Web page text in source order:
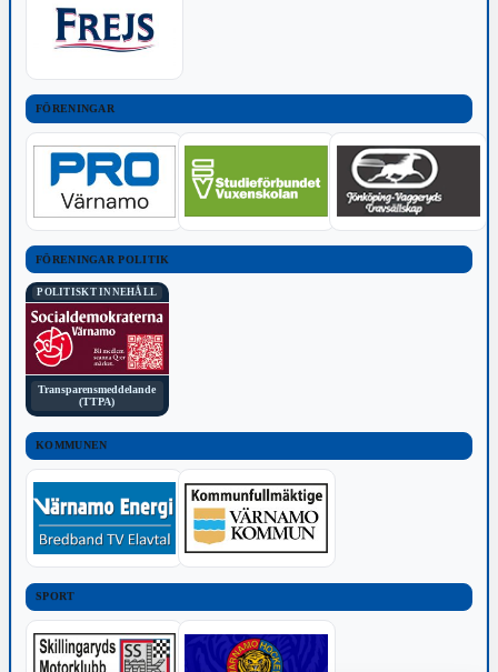
FÖRENINGAR
FÖRENINGAR POLITIK
POLITISKT INNEHÅLL
Transparensmeddelande
(TTPA)
KOMMUNEN
SPORT